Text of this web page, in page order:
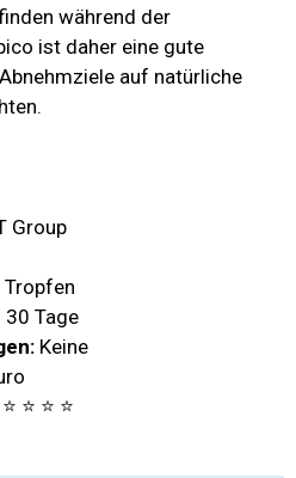
während der
ist daher eine gute
auf natürliche
Group
Tropfen
30 Tage
Keine
⭐ ⭐ ⭐